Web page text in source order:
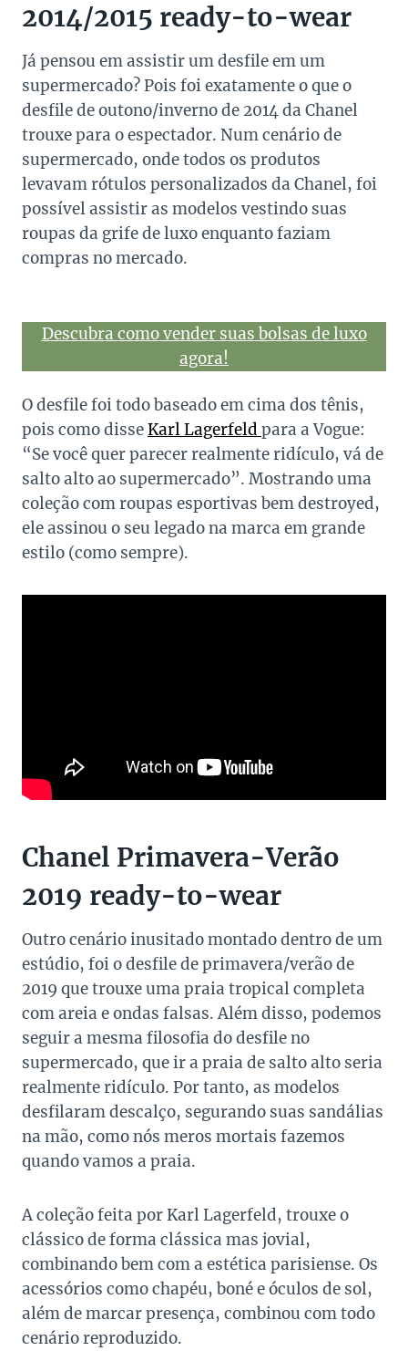
2014/2015 ready-to-wear
Já pensou em assistir um desfile em um
supermercado? Pois foi exatamente o que o
desfile de outono/inverno de 2014 da Chanel
trouxe para o espectador. Num cenário de
supermercado, onde todos os produtos
levavam rótulos personalizados da Chanel, foi
possível assistir as modelos vestindo suas
roupas da grife de luxo enquanto faziam
compras no mercado.
Descubra como vender suas bolsas de luxo
agora!
O desfile foi todo baseado em cima dos tênis,
pois como disseKarl Lagerfeld para a Vogue:
“Se você quer parecer realmente ridículo, vá de
salto alto ao supermercado”. Mostrando uma
coleção com roupas esportivas bem destroyed,
ele assinou o seu legado na marca em grande
estilo (como sempre).
Chanel Primavera-Verão
2019 ready-to-wear
Outro cenário inusitado montado dentro de um
estúdio, foi o desfile de primavera/verão de
2019 que trouxe uma praia tropical completa
com areia e ondas falsas. Além disso, podemos
seguir a mesma filosofia do desfile no
supermercado, que ir a praia de salto alto seria
realmente ridículo. Por tanto, as modelos
desfilaram descalço, segurando suas sandálias
na mão, como nós meros mortais fazemos
quando vamos a praia.
A coleção feita por Karl Lagerfeld, trouxe o
clássico de forma clássica mas jovial,
combinando bem com a estética parisiense. Os
acessórios como chapéu, boné e óculos de sol,
além de marcar presença, combinou com todo
cenário reproduzido.